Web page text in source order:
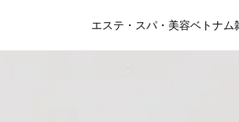
エステ・スパ・美容ベトナム